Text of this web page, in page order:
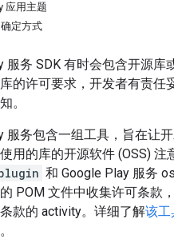
应用主题
定方式
服务 SDK 有时会包含开源库
的许可要求，开发者有责任
。
服务包含一组工具，旨在让
用的库的开源软件 (OSS) 注
和 Google Play 服务
POM 文件中收集许可条款
款的 activity。 详细了解该工
。